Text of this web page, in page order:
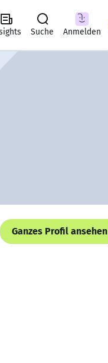
Suche Anmelden
Ganzes Profil ansehen